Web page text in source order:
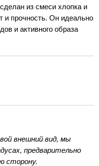
из смеси хлопка и
и прочность. Он идеально
и активного образа
внешний вид, мы
предварительно
сторону.